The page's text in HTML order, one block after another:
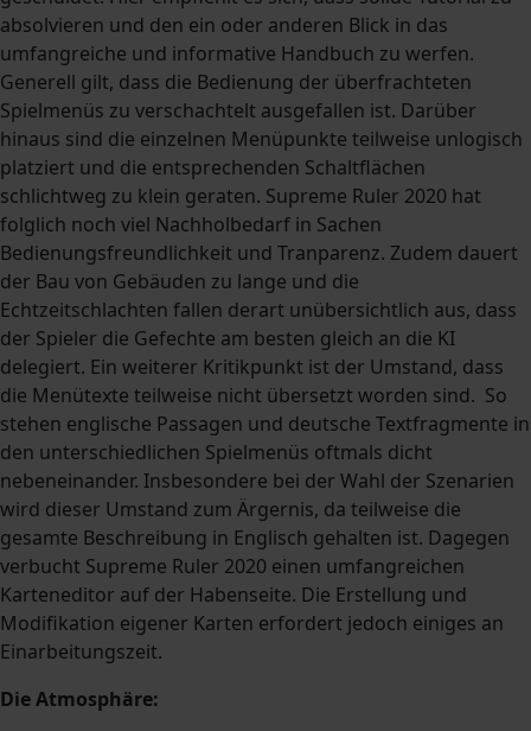
absolvieren und den ein oder anderen Blick in das
umfangreiche und informative Handbuch zu werfen.
Generell gilt, dass die Bedienung der überfrachteten
Spielmenüs zu verschachtelt ausgefallen ist. Darüber
hinaus sind die einzelnen Menüpunkte teilweise unlogisch
platziert und die entsprechenden Schaltflächen
schlichtweg zu klein geraten. Supreme Ruler 2020 hat
folglich noch viel Nachholbedarf in Sachen
Bedienungsfreundlichkeit und Tranparenz. Zudem dauert
der Bau von Gebäuden zu lange und die
Echtzeitschlachten fallen derart unübersichtlich aus, dass
der Spieler die Gefechte am besten gleich an die KI
delegiert. Ein weiterer Kritikpunkt ist der Umstand, dass
die Menütexte teilweise nicht übersetzt worden sind. So
stehen englische Passagen und deutsche Textfragmente in
den unterschiedlichen Spielmenüs oftmals dicht
nebeneinander. Insbesondere bei der Wahl der Szenarien
wird dieser Umstand zum Ärgernis, da teilweise die
gesamte Beschreibung in Englisch gehalten ist. Dagegen
verbucht Supreme Ruler 2020 einen umfangreichen
Karteneditor auf der Habenseite. Die Erstellung und
Modifikation eigener Karten erfordert jedoch einiges an
Einarbeitungszeit.
Die Atmosphäre: